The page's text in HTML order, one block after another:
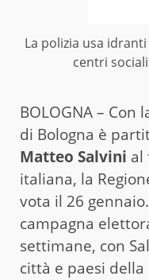
La polizia usa
centri
BOLOGNA – Con
di Bologna è
Matteo Salvini al
italiana, la
vota il 26
campagna
settimane, con
città e paesi